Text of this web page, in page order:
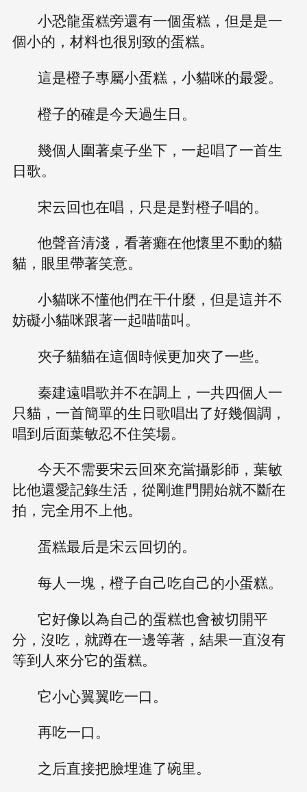
小恐龍蛋糕旁還有一個蛋糕，但是是一
個小的，材料也很別致的蛋糕。
這是橙子專屬小蛋糕，小貓咪的最愛。
橙子的確是今天過生日。
幾個人圍著桌子坐下，一起唱了一首生
日歌。
宋云回也在唱，只是是對橙子唱的。
他聲音清淺，看著癱在他懷里不動的貓
貓，眼里帶著笑意。
小貓咪不懂他們在干什麼，但是這并不
妨礙小貓咪跟著一起喵喵叫。
夾子貓貓在這個時候更加夾了一些。
秦建遠唱歌并不在調上，一共四個人一
只貓，一首簡單的生日歌唱出了好幾個調，
唱到后面葉敏忍不住笑場。
今天不需要宋云回來充當攝影師，葉敏
比他還愛記錄生活，從剛進門開始就不斷在
拍，完全用不上他。
蛋糕最后是宋云回切的。
每人一塊，橙子自己吃自己的小蛋糕。
它好像以為自己的蛋糕也會被切開平
分，沒吃，就蹲在一邊等著，結果一直沒有
等到人來分它的蛋糕。
它小心翼翼吃一口。
再吃一口。
之后直接把臉埋進了碗里。